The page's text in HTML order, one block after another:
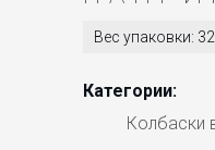
Вес упаковки:
Категории:
Колбаски